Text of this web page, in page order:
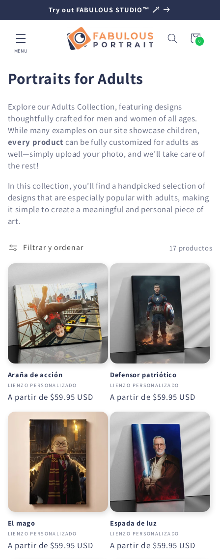
CONTENIDO
Try out FABULOUS STUDIO™ 🪄
MENU
Carrito
0
0
artículos
C
l
e
c
c
i
ó
n
:
Portraits for Adults
Explore our Adults Collection, featuring designs
thoughtfully crafted for men and women of all ages.
While many examples on our site showcase children,
every product can be fully customized for adults as
well—simply upload your photo, and we’ll take care of
the rest!
In this collection, you’ll find a handpicked selection of
designs that are especially popular with adults, making
it simple to create a meaningful and personal piece of
art.
Filtrar y ordenar 17 productos
Araña de acción
LIENZO PERSONALIZADO
Precio
A partir de $59.95 USD
Defensor patriótico
LIENZO PERSONALIZADO
Precio
A partir de $59.95 USD
El mago
LIENZO PERSONALIZADO
Precio
A partir de $59.95 USD
Espada de luz
LIENZO PERSONALIZADO
Precio
A partir de $59.95 USD